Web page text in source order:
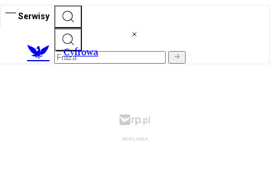
Serwisy
Cyfrowa